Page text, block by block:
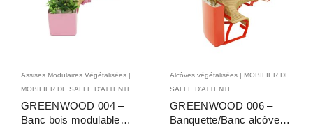
Assises Modulaires Végétalisées |
MOBILIER DE SALLE D'ATTENTE
GREENWOOD 004 –
Banc bois modulable
Alcôves végétalisées | MOBILIER DE
SALLE D'ATTENTE
GREENWOOD 006 –
Banquette/Banc alcôve